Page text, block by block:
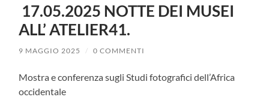
dispositivi
mobili
17.05.2025 NOTTE DEI MUSEI
ALL’ ATELIER41.
9 MAGGIO 2025 / 0 COMMENTI
Mostra e conferenza sugli Studi fotografici dell’Africa
occidentale